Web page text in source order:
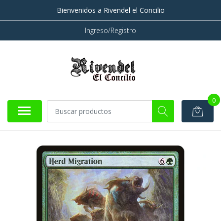
Bienvenidos a Rivendel el Concilio
Ingreso/Registro
0